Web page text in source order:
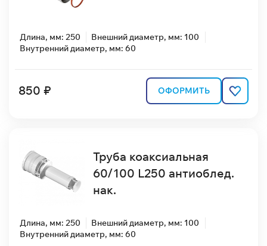
Длина, мм: 250
Внешний диаметр, мм: 100
Внутренний диаметр, мм: 60
850 ₽ ОФОРМИТЬ
Труба коаксиальная
60/100 L250 антиоблед.
нак.
Длина, мм: 250
Внешний диаметр, мм: 100
Внутренний диаметр, мм: 60